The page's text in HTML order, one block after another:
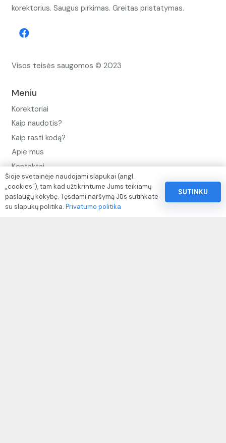
korektorius. Saugus pirkimas. Greitas pristatymas.
Visos teisės saugomos © 2023
Meniu
Korektoriai
Kaip naudotis?
Kaip rasti kodą?
Apie mus
Kontaktai
Privatumo politika
Pinigų ir prekių grąžinimo politika
Šioje svetainėje naudojami slapukai (angl.
„cookies“), tam kad užtikrintume Jums teikiamų
paslaugų kokybę. Tęsdami naršymą Jūs sutinkate
su slapukų politika. Privatumo politika
SUTINKU